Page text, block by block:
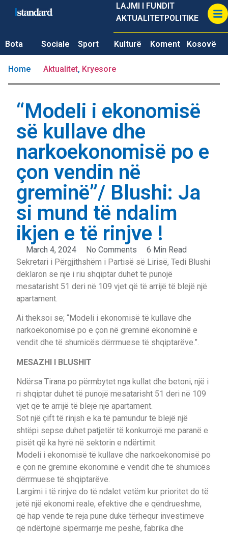
LAJMI I FUNDIT
AKTUALITETPOLITIKE
Bota Sociale Sport Kulturë Koment Kosovë
Home Aktualitet, Kryesore
“Modeli i ekonomisë
së kullave dhe
narkoekonomisë po e
çon vendin në
greminë”/ Blushi: Ja
si mund të ndalim
ikjen e të rinjve !
March 4, 2024 No Comments
6 Min Read
Sekretari i Përgjithshëm i Partisë së Lirisë, Tedi Blushi
deklaron se një i riu shqiptar duhet të punojë
mesatarisht 51 deri në 109 vjet që të arrijë të blejë një
apartament.
Ai theksoi se; “Modeli i ekonomisë të kullave dhe
narkoekonomisë po e çon në greminë ekonominë e
vendit dhe të shumicës dërrmuese të shqiptarëve.”.
MESAZHI I BLUSHIT
Ndërsa Tirana po përmbytet nga kullat dhe betoni, një i
ri shqiptar duhet të punojë mesatarisht 51 deri në 109
vjet që të arrijë të blejë një apartament.
Sot një çift të rinjsh e ka të pamundur të blejë një
shtëpi sepse duhet patjetër të konkurrojë me paranë e
pisët që ka hyrë në sektorin e ndërtimit.
Modeli i ekonomisë të kullave dhe narkoekonomisë po
e çon në greminë ekonominë e vendit dhe të shumicës
dërrmuese të shqiptarëve.
Largimi i të rinjve do të ndalet vetëm kur prioritet do të
jetë një ekonomi reale, efektive dhe e qëndrueshme,
që hap vende të reja pune duke tërhequr investimeve
që ndërtojnë sipërmarrje me peshë, fabrika dhe